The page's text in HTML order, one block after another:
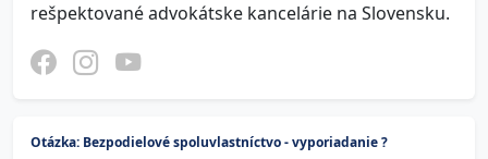
rešpektované advokátske kancelárie na Slovensku.
Otázka: Bezpodielové spoluvlastníctvo - vyporiadanie ?